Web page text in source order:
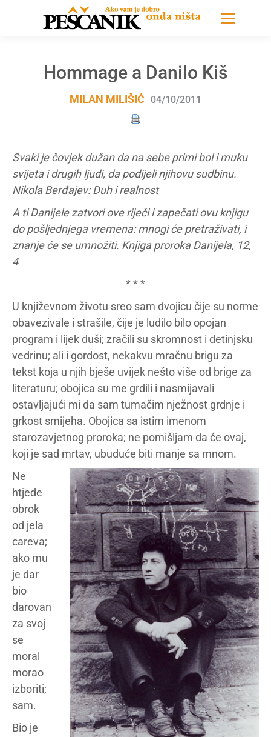
Hommage a Danilo Kiš
MILAN MILIŠIĆ 04/10/2011
Svaki je čovjek dužan da na sebe primi bol i muku
svijeta i drugih ljudi, da podijeli njihovu sudbinu.
Nikola Berđajev: Duh i realnost
A ti Danijele zatvori ove riječi i zapečati ovu knjigu
do pošljednjega vremena: mnogi će pretraživati, i
znanje će se umnožiti. Knjiga proroka Danijela, 12,
4
* * *
U književnom životu sreo sam dvojicu čije su norme
obavezivale i strašile, čije je ludilo bilo opojan
program i lijek duši; zračili su skromnost i detinjsku
vedrinu; ali i gordost, nekakvu mračnu brigu za
tekst koja u njih bješe uvijek nešto više od brige za
literaturu; obojica su me grdili i nasmijavali
ostavljajući mi da sam tumačim nježnost grdnje i
grkost smijeha. Obojica sa istim imenom
starozavjetnog proroka; ne pomišljam da će ovaj,
koji je sad mrtav, ubuduće biti manje sa mnom.
Ne
htjede
obrok
od jela
careva;
ako mu
je dar
bio
darovan
za svoj
se
moral
morao
izboriti;
sam.
Bio je